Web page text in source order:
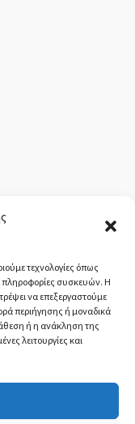
τεχνολογίες όπως
συσκευών. Η
να επεξεργαστούμε
περιήγησης ή μοναδικά
ή η ανάκληση της
λειτουργίες και
& 18:00 – 21:00